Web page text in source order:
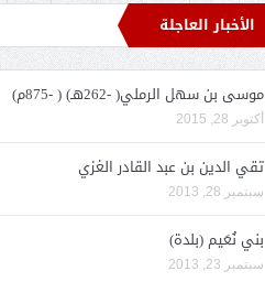
الأخبار العاجلة
موسى بن سهل الرملي( -262هـ) ( -875م)
أكتوبر 28, 2015
تقي الدين بن عبد القادر الغزي
سبتمبر 28, 2013
بني نُعَيم (بلدة)
سبتمبر 23, 2013